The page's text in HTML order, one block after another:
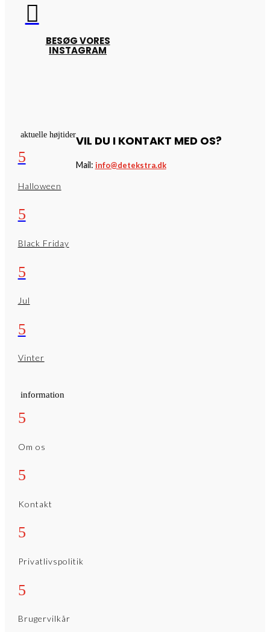

BESØG VORES
INSTAGRAM
aktuelle højtider
5
Halloween
5
Black Friday
5
Jul
5
Vinter
information
5
Om os
5
Kontakt
5
Privatlivspolitik
5
Brugervilkår
VIL DU I KONTAKT MED OS?
Mail: info@detekstra.dk